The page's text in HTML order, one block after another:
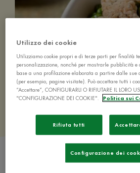
Utilizzo dei cookie
Utilizziamo cookie propri e di terze parti per finalità
personalizzazione, nonché per mostrarle pubblicità
base a una profilazione elaborata a partire dalle
(per esempio, pagine visitate). Può accettare tutti i
“Accettare”, CONFIGURARLI O RIFIUTARE IL LORO
"CONFIGURAZIONE DEI COOKIE".
Politica sui
Rifiuta tutti
Configurazione dei